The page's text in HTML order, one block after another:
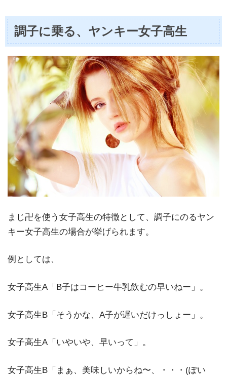
調子に乗る、ヤンキー女子高生
まじ卍を使う女子高生の特徴として、調子にのるヤン
キー女子高生の場合が挙げられます。
例としては、
女子高生A「B子はコーヒー牛乳飲むの早いねー」。
女子高生B「そうかな、A子が遅いだけっしょー」。
女子高生A「いやいや、早いって」。
女子高生B「まぁ、美味しいからね〜、・・・(ぽい